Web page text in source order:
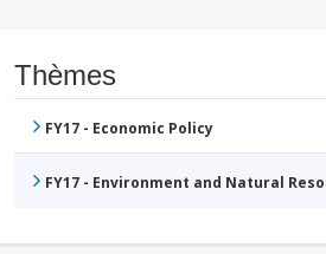
Thèmes
FY17 - Economic Policy
FY17 - Environment and Natural